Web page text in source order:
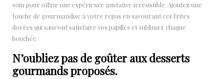
soin pour offrir une expérience gustative irrésistible. Ajoutez une
touche de gourmandise à votre repas en savourant ces frites
dorées qui sauront satisfaire vos papilles et sublimer chaque
bouchée.
N’oubliez pas de goûter aux desserts
gourmands proposés.